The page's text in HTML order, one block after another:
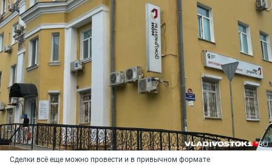
Сделки всё еще можно провести и в привычном формате